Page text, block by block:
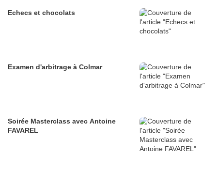
Echecs et chocolats
Examen d'arbitrage à Colmar
Soirée Masterclass avec Antoine
FAVAREL